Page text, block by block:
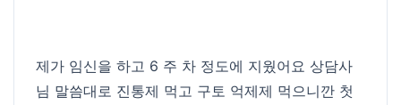
제가 임신을 하고 6 주 차 정도에 지웠어요 상담사
님 말씀대로 진통제 먹고 구토 억제제 먹으니깐 첫